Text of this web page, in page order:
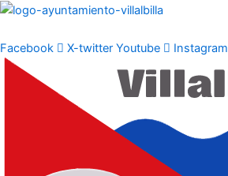
Ir
contenido
Facebook X-twitter Youtube Instagram